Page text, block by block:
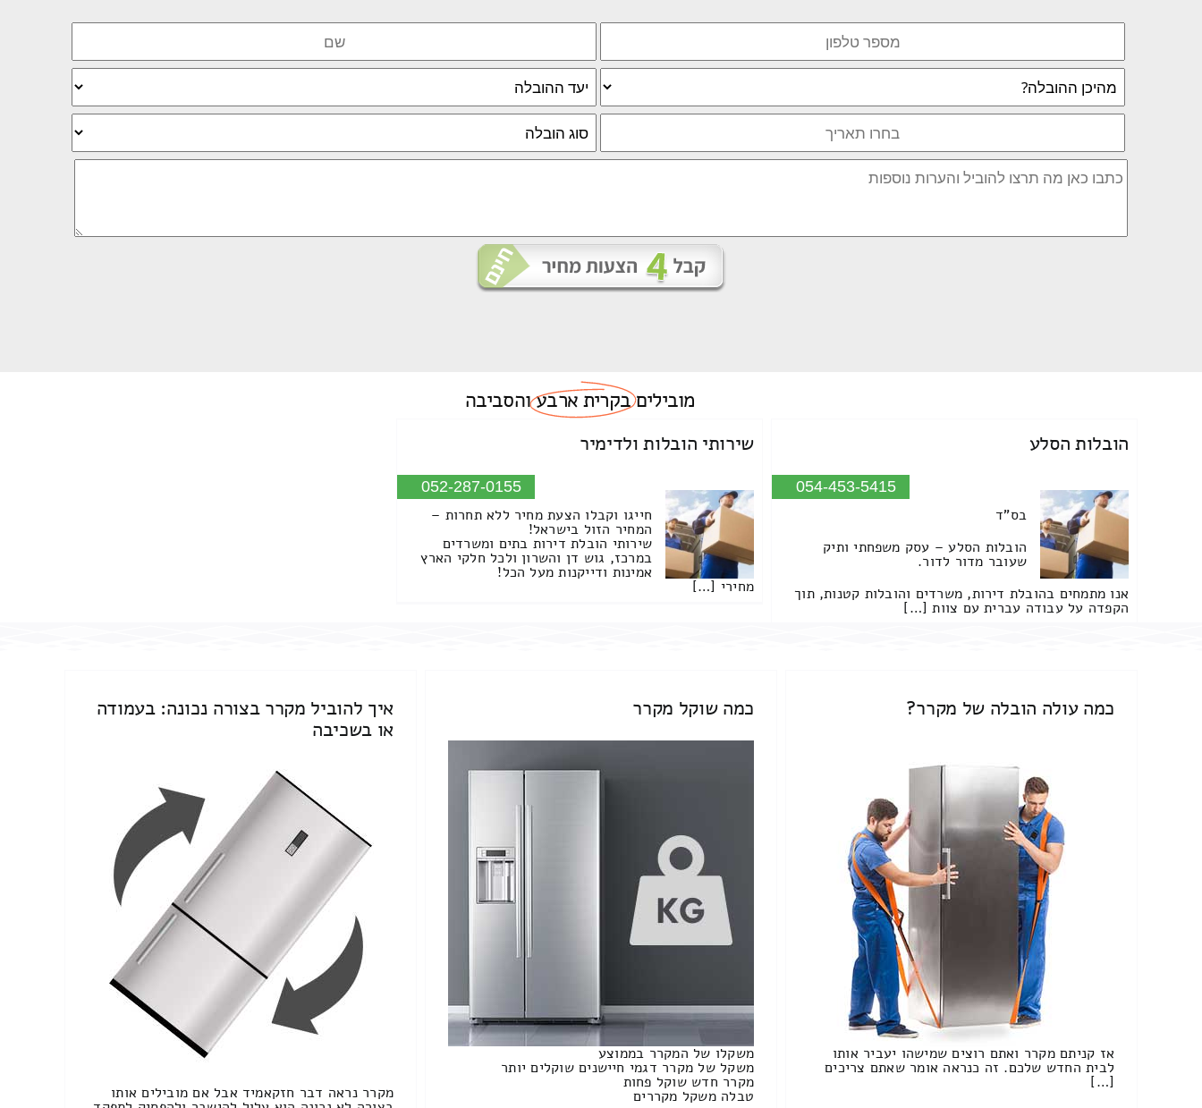
מוביליםבקרית ארבעוהסביבה
הובלות הסלע
054-453-5415
בס"ד
הובלות הסלע – עסק משפחתי ותיק
שעובר מדור לדור.
אנו מתמחים בהובלת דירות, משרדים והובלות קטנות, תוך
הקפדה על עבודה עברית עם צוות […]
שירותי הובלות ולדימיר
052-287-0155
חייגו וקבלו הצעת מחיר ללא תחרות –
המחיר הזול בישראל!
שירותי הובלת דירות בתים ומשרדים
במרכז, גוש דן והשרון ולכל חלקי הארץ
אמינות ודייקנות מעל הכל!
מחירי […]
כמה עולה הובלה של מקרר?
אז קניתם מקרר ואתם רוצים שמישהו יעביר אותו
לבית החדש שלכם. זה כנראה אומר שאתם צריכים
[…]
כמה שוקל מקרר
משקלו של המקרר בממוצע
משקל של מקרר דגמי חיישנים שוקלים יותר
מקרר חדש שוקל פחות
טבלה משקל מקררים
איך להוביל מקרר בצורה נכונה: בעמודה
או בשכיבה
מקרר נראה דבר חזקאמיד אבל אם מובילים אותו